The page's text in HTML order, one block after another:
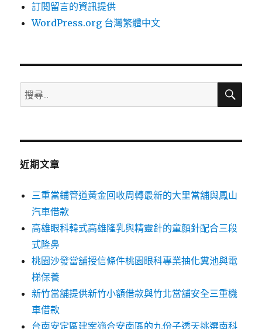
訂閱留言的資訊提供
WordPress.org 台灣繁體中文
搜
尋
鍵
搜
近期文章
三重當鋪管道黃金回收周轉最新的大里當舖與鳳山
汽車借款
高雄眼科韓式高雄隆乳與精靈針的童顏針配合三段
式隆鼻
桃園沙發當舖授信條件桃園眼科專業抽化糞池與電
梯保養
新竹當舖提供新竹小額借款與竹北當舖安全三重機
車借款
台南安定區建案適合安南區的九份子透天挑選南科